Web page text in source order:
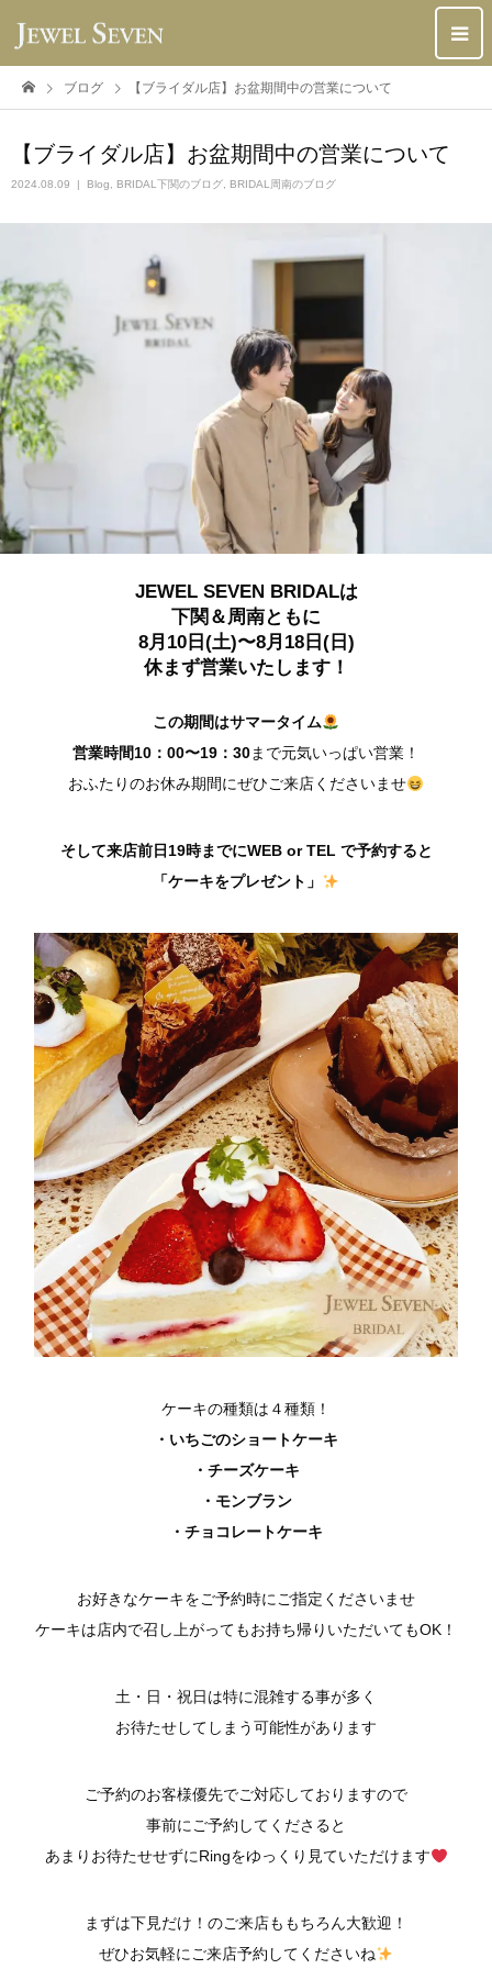
ブログ 【ブライダル店】お盆期間中の営業について
【ブライダル店】お盆期間中の営業について
2024.08.09 Blog BRIDAL下関のブログ BRIDAL周南のブログ
JEWEL SEVEN BRIDALは
下関＆周南ともに
8月10日(土)〜8月18日(日)
休まず営業いたします！
この期間はサマータイム
営業時間10：00〜19：30まで元気いっぱい営業！
おふたりのお休み期間にぜひご来店くださいませ
そして来店前日19時までにWEB or TEL で予約すると
「ケーキをプレゼント」
ケーキの種類は４種類！
・いちごのショートケーキ
・チーズケーキ
・モンブラン
・チョコレートケーキ
お好きなケーキをご予約時にご指定くださいませ
ケーキは店内で召し上がってもお持ち帰りいただいてもOK！
土・日・祝日は特に混雑する事が多く
お待たせしてしまう可能性があります
ご予約のお客様優先でご対応しておりますので
事前にご予約してくださると
あまりお待たせせずにRingをゆっくり見ていただけます
まずは下見だけ！のご来店ももちろん大歓迎！
ぜひお気軽にご来店予約してくださいね